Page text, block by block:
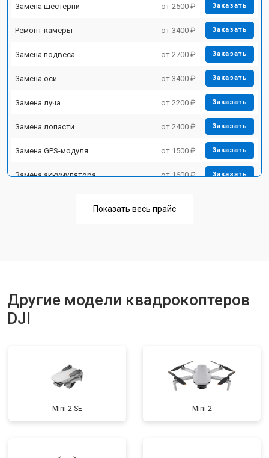
Замена шестерни от 2500 ₽ Заказать
Ремонт камеры от 3400 ₽ Заказать
Замена подвеса от 2700 ₽ Заказать
Замена оси от 3400 ₽ Заказать
Замена луча от 2200 ₽ Заказать
Замена лопасти от 2400 ₽ Заказать
Замена GPS-модуля от 1500 ₽ Заказать
Замена аккумулятора от 1600 ₽ Заказать
от 1800 ₽
Показать весь прайс
Другие модели квадрокоптеров
DJI
Mini 2 SE Mini 2